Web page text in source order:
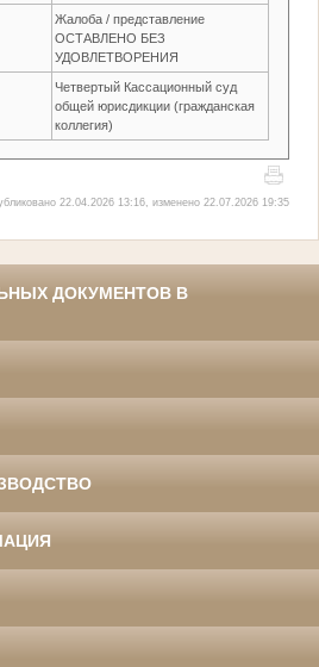
Жалоба / представление
ОСТАВЛЕНО БЕЗ
УДОВЛЕТВОРЕНИЯ
Четвертый Кассационный суд
общей юрисдикции (гражданская
коллегия)
22.04.2026 13:16, изменено 22.07.2026 19:35
ДОКУМЕНТОВ В